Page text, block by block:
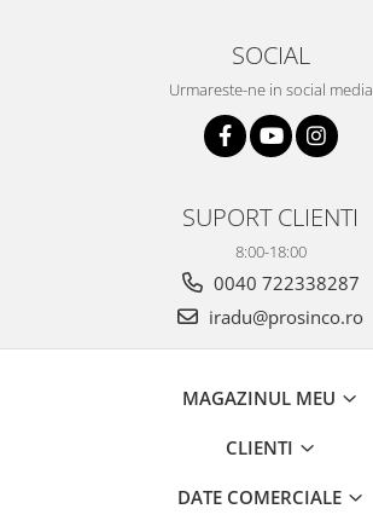
SOCIAL
Urmareste-ne in social media
SUPORT CLIENTI
8:00-18:00
0040 722338287
iradu@prosinco.ro
MAGAZINUL MEU
CLIENTI
DATE COMERCIALE